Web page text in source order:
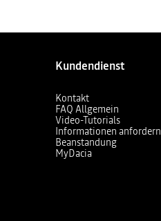
Kundendienst
Kontakt
FAQ Allgemein
Video-Tutorials
Informationen anfordern
Beanstandung
MyDacia